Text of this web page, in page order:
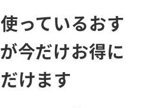
っているおす
今だけお得に
けます